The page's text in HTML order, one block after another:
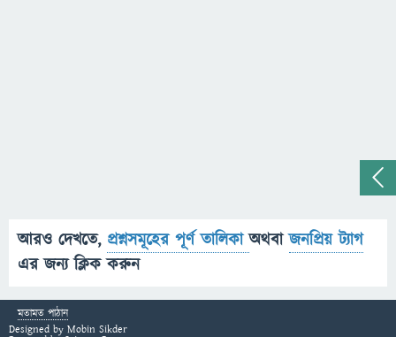
আরও দেখতে, প্রশ্নসমূহের পূর্ণ তালিকাঅথবাজনপ্রিয় ট্যাগ
এর জন্য ক্লিক করুন
মতামত পাঠান
Designed by Mobin Sikder